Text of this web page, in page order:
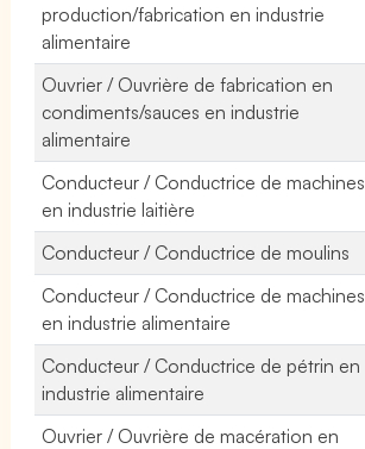
production/fabrication en industrie
alimentaire
Ouvrier / Ouvrière de fabrication en
condiments/sauces en industrie
alimentaire
Conducteur / Conductrice de machines
en industrie laitière
Conducteur / Conductrice de moulins
Conducteur / Conductrice de machines
en industrie alimentaire
Conducteur / Conductrice de pétrin en
industrie alimentaire
Ouvrier / Ouvrière de macération en